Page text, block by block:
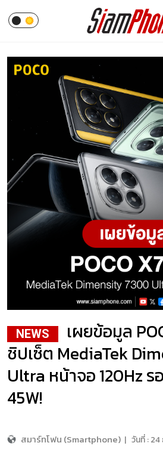
NEWS
เผยข้อมูล
ชิปเซ็ต MediaTek
Ultra หน้าจอ 120Hz ร
45W!
สมาร์ทโฟน (Smartphone) | วันที่ :24